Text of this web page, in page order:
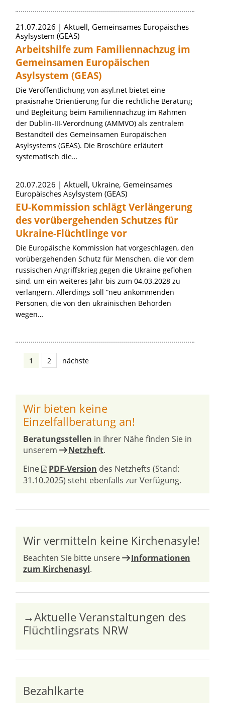
21.07.2026
Aktuell, Gemeinsames Europäisches
Asylsystem (GEAS)
Arbeitshilfe zum Familiennachzug im
Gemeinsamen Europäischen
Asylsystem (GEAS)
Die Veröffentlichung von asyl.net bietet eine
praxisnahe Orientierung für die rechtliche Beratung
und Begleitung beim Familiennachzug im Rahmen
der Dublin-III-Verordnung (AMMVO) als zentralem
Bestandteil des Gemeinsamen Europäischen
Asylsystems (GEAS). Die Broschüre erläutert
systematisch die…
20.07.2026
Aktuell, Ukraine, Gemeinsames
Europäisches Asylsystem (GEAS)
EU-Kommission schlägt Verlängerung
des vorübergehenden Schutzes für
Ukraine-Flüchtlinge vor
Die Europäische Kommission hat vorgeschlagen, den
vorübergehenden Schutz für Menschen, die vor dem
russischen Angriffskrieg gegen die Ukraine geflohen
sind, um ein weiteres Jahr bis zum 04.03.2028 zu
verlängern. Allerdings soll “neu ankommenden
Personen, die von den ukrainischen Behörden
wegen…
1 2 nächste
Wir bieten keine
Einzelfallberatung an!
Beratungsstellen in Ihrer Nähe finden Sie in
unserem
Netzheft.
Eine
PDF-Version des Netzhefts (Stand:
31.10.2025) steht ebenfalls zur Verfügung.
Wir vermitteln keine Kirchenasyle!
Beachten Sie bitte unsere
Informationen
zum Kirchenasyl.
→Aktuelle Veranstaltungen des
Flüchtlingsrats NRW
Bezahlkarte